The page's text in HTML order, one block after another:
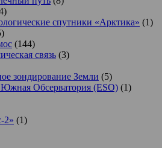
спутники «Арктика» (1)
(144)
связь (3)
зондирование Земли (5)
Обсерватория (ESO) (1)
2» (1)